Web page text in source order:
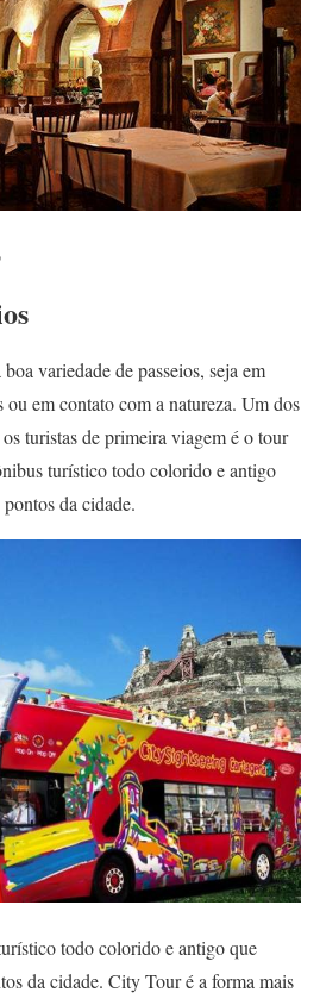
variedade de passeios, seja em
em contato com a natureza. Um dos
turistas de primeira viagem é o tour
turístico todo colorido e antigo
da cidade.
todo colorido e antigo que
da cidade. City Tour é a forma mais